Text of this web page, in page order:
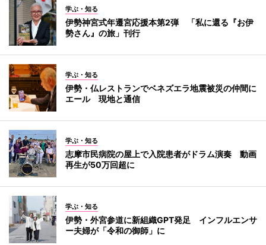
学ぶ・知る
伊勢神宮式年遷宮応援本第2弾 「私に還る『お伊
勢さん』の旅」刊行
学ぶ・知る
伊勢・仏レストランでベネズエラ地震被災の仲間に
エール 現地と通信
学ぶ・知る
志摩市民病院の屋上で入院患者がドラム演奏 動画
再生が50万回超に
学ぶ・知る
伊勢・外宮参道に新組織GPT発足 インフルエンサ
ー夫婦が「令和の御師」に